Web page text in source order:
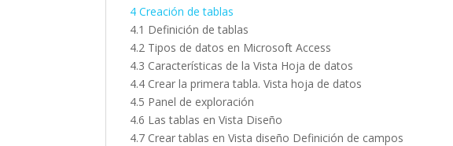
4 Creación de tablas
4.1 Definición de tablas
4.2 Tipos de datos en Microsoft Access
4.3 Características de la Vista Hoja de datos
4.4 Crear la primera tabla. Vista hoja de datos
4.5 Panel de exploración
4.6 Las tablas en Vista Diseño
4.7 Crear tablas en Vista diseño Definición de campos